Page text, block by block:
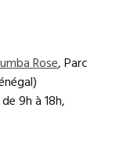
Rose, Parc
9h à 18h,